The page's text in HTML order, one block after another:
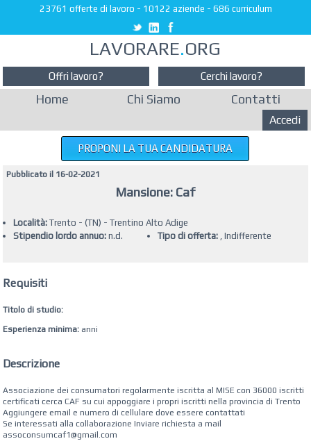
23761 offerte di lavoro - 10122 aziende - 686 curriculum
LAVORARE.ORG
Offri lavoro? Cerchi lavoro?
Home Chi Siamo Contatti
Accedi
Pubblicato il 16-02-2021
Mansione: Caf
PROPONI LA TUA CANDIDATURA
Località:Trento - (TN) - Trentino Alto Adige
Stipendio lordo annuo:n.d. Tipo di offerta:, Indifferente
Requisiti
Titolo di studio:
Esperienza minima: anni
Descrizione
Associazione dei consumatori regolarmente iscritta al MISE con 36000 iscritti
certificati cerca CAF su cui appoggiare i propri iscritti nella provincia di Trento
Aggiungere email e numero di cellulare dove essere contattati
Se interessati alla collaborazione Inviare richiesta a mail
assoconsumcaf1@gmail.com